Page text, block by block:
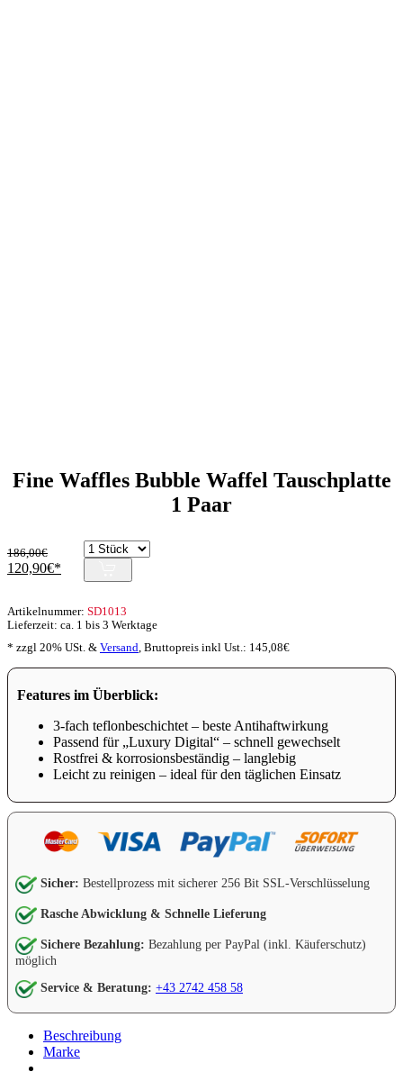
Fine Waffles Bubble Waffel Tauschplatte
1 Paar
186,00€
Ursprünglicher
186,00€
120,90€
Preis
120,90€.
* zzgl 20% USt. & Versand Bruttopreis inkl Ust.: 145,08€
Artikelnummer: SD1013
Lieferzeit: ca. 1 bis 3 Werktage
Features im Überblick:
3-fach teflonbeschichtet – beste Antihaftwirkung
Passend für „Luxury Digital“ – schnell gewechselt
Rostfrei & korrosionsbeständig – langlebig
Leicht zu reinigen – ideal für den täglichen Einsatz
Sicher: Bestellprozess mit sicherer 256 Bit SSL-Verschlüsselung
Rasche Abwicklung & Schnelle Lieferung
Sichere Bezahlung: Bezahlung per PayPal (inkl. Käuferschutz)
möglich
Service & Beratung: +43 2742 458 58
Beschreibung
Marke